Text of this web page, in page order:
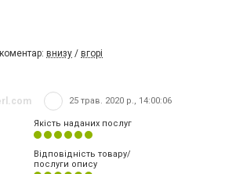
внизу / вгорі
25 трав. 2020 р., 14:00:06
Якість наданих послуг
Відповідність товару/
послуги опису